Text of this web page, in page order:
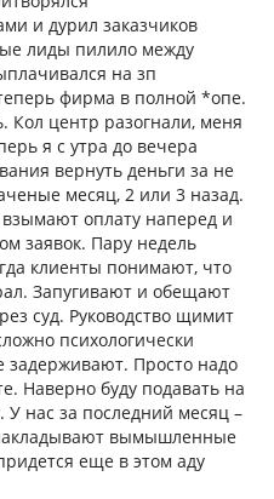
и дурил заказчиков
лиды пилило между
на зп
фирма в полной *опе.
Кол центр разогнали, меня
я с утра до вечера
вернуть деньги за не
месяц, 2 или 3 назад.
оплату наперед и
заявок. Пару недель
клиенты понимают, что
Запугивают и обещают
суд. Руководство щимит
психологически
задерживают. Просто надо
Наверно буду подавать на
У нас за последний месяц –
вымышленные
еще в этом аду